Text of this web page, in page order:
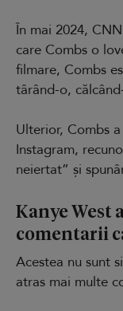
În mai 2024,
care Combs o
filmare, Combs
târând-o,
Ulterior, Combs
Instagram,
neiertat” și
Kanye West
comentarii
Acestea nu sunt
atras mai multe